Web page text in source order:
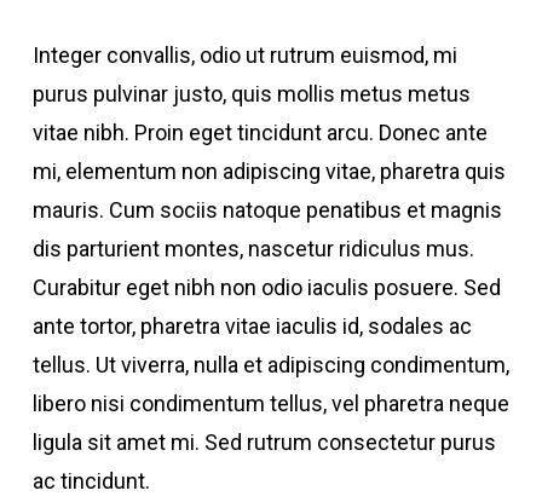
Integer convallis, odio ut rutrum euismod, mi
purus pulvinar justo, quis mollis metus metus
vitae nibh. Proin eget tincidunt arcu. Donec ante
mi, elementum non adipiscing vitae, pharetra quis
mauris. Cum sociis natoque penatibus et magnis
dis parturient montes, nascetur ridiculus mus.
Curabitur eget nibh non odio iaculis posuere. Sed
ante tortor, pharetra vitae iaculis id, sodales ac
tellus. Ut viverra, nulla et adipiscing condimentum,
libero nisi condimentum tellus, vel pharetra neque
ligula sit amet mi. Sed rutrum consectetur purus
ac tincidunt.